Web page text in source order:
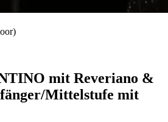
mit Reveriano &
Mittelstufe mit